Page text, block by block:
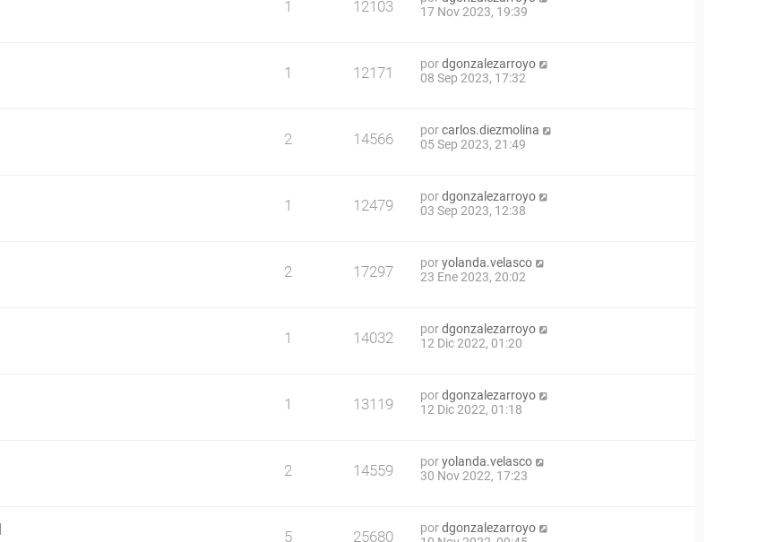
1 12103
17 Nov 2023, 19:39
1 12171 pordgonzalezarroyo
08 Sep 2023, 17:32
2 14566 porcarlos.diezmolina
05 Sep 2023, 21:49
1 12479 pordgonzalezarroyo
03 Sep 2023, 12:38
2 17297 poryolanda.velasco
23 Ene 2023, 20:02
1 14032 pordgonzalezarroyo
12 Dic 2022, 01:20
1 13119 pordgonzalezarroyo
12 Dic 2022, 01:18
2 14559 poryolanda.velasco
30 Nov 2022, 17:23
5 25680 pordgonzalezarroyo